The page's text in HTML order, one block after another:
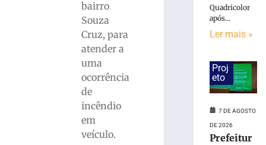
bairro
Souza
Cruz, para
atender a
uma
ocorrência
de
incêndio
em
veículo.
detidas
tráfico
drogas
Brusque
Quadricolor
após...
Ler mais »
Proj
eto
7 DE AGOSTO
DE 2026
Prefeitur